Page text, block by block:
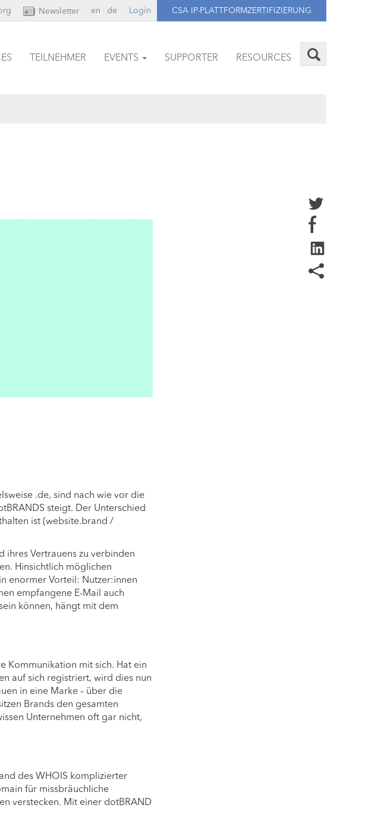
Newsletter en de Login CSA IP-PLATTFORMZERTIFIZIERUNG
TEILNEHMER EVENTS SUPPORTER RESOURCES
.de, sind nach wie vor die
steigt. Der Unterschied
ist (website.brand /
ihres Vertrauens zu verbinden
Hinsichtlich möglichen
enormer Vorteil: Nutzer:innen
empfangene E-Mail auch
können, hängt mit dem
Kommunikation mit sich. Hat ein
auf sich registriert, wird dies nun
in eine Marke – über die
Brands den gesamten
Unternehmen oft gar nicht,
des WHOIS komplizierter
für missbräuchliche
verstecken. Mit einer dotBRAND